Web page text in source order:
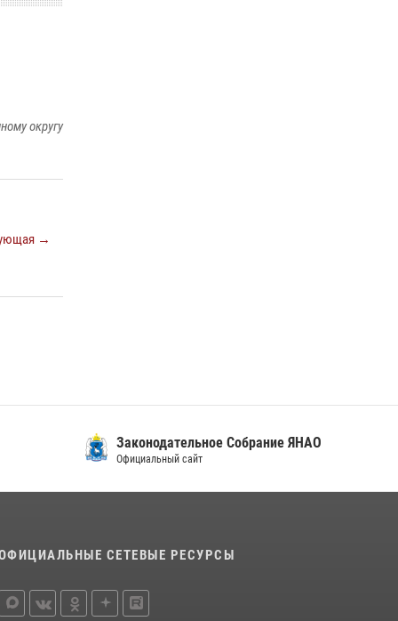
округу
→
Законодательное Собрание ЯНАО
Официальный сайт
СЕТЕВЫЕ РЕСУРСЫ